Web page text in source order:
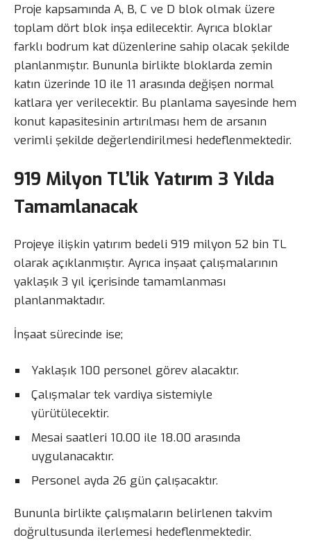
Proje kapsamında A, B, C ve D blok olmak üzere
toplam dört blok inşa edilecektir. Ayrıca bloklar
farklı bodrum kat düzenlerine sahip olacak şekilde
planlanmıştır. Bununla birlikte bloklarda zemin
katın üzerinde 10 ile 11 arasında değişen normal
katlara yer verilecektir. Bu planlama sayesinde hem
konut kapasitesinin artırılması hem de arsanın
verimli şekilde değerlendirilmesi hedeflenmektedir.
919 Milyon TL’lik Yatırım 3 Yılda
Tamamlanacak
Projeye ilişkin yatırım bedeli 919 milyon 52 bin TL
olarak açıklanmıştır. Ayrıca inşaat çalışmalarının
yaklaşık 3 yıl içerisinde tamamlanması
planlanmaktadır.
İnşaat sürecinde ise;
Yaklaşık 100 personel görev alacaktır.
Çalışmalar tek vardiya sistemiyle
yürütülecektir.
Mesai saatleri 10.00 ile 18.00 arasında
uygulanacaktır.
Personel ayda 26 gün çalışacaktır.
Bununla birlikte çalışmaların belirlenen takvim
doğrultusunda ilerlemesi hedeflenmektedir.